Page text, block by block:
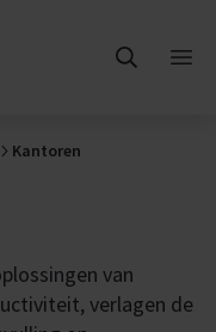
Kantoren
van
verlagen de